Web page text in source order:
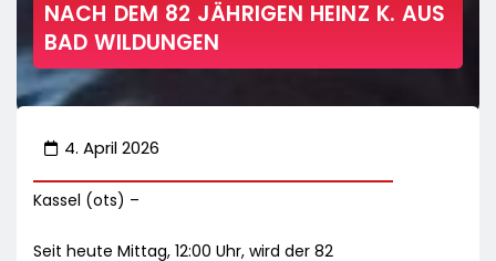
NACH DEM 82 JÄHRIGEN HEINZ K. AUS
BAD WILDUNGEN
4. April 2026
Kassel (ots) –
Seit heute Mittag, 12:00 Uhr, wird der 82